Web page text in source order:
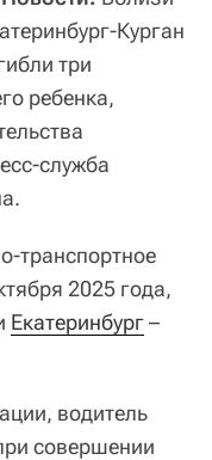
Курган
три
ребенка,
служба
транспортное
2025 года,
Екатеринбург–
водитель
совершении